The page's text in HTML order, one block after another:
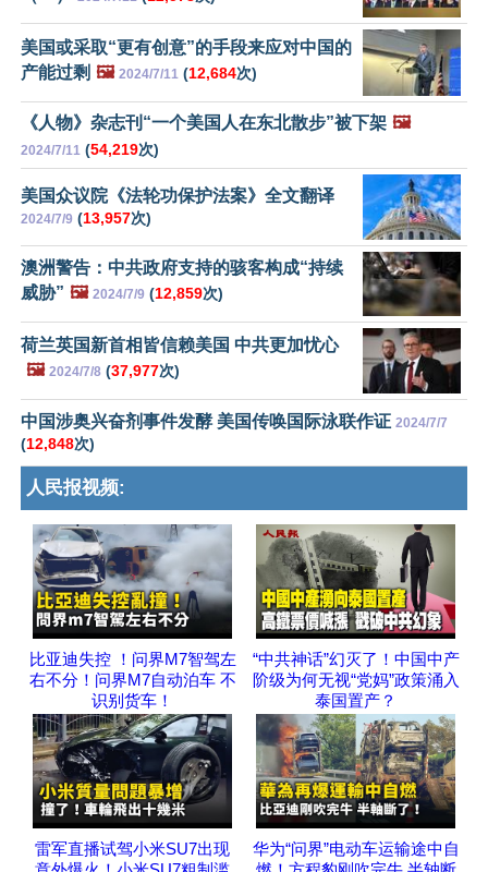
美国或采取“更有创意”的手段来应对中国的
产能过剩 🖼️ 2024/7/11 (12,684次)
《人物》杂志刊“一个美国人在东北散步”被下架 🖼️
2024/7/11 (54,219次)
美国众议院《法轮功保护法案》全文翻译
2024/7/9 (13,957次)
澳洲警告：中共政府支持的骇客构成“持续
威胁” 🖼️ 2024/7/9 (12,859次)
荷兰英国新首相皆信赖美国 中共更加忧心
🖼️ 2024/7/8 (37,977次)
中国涉奥兴奋剂事件发酵 美国传唤国际泳联作证 2024/7/7
(12,848次)
人民报视频:
比亚迪失控 ！问界M7智驾左
右不分！问界M7自动泊车 不
识别货车！
“中共神话”幻灭了！中国中产
阶级为何无视“党妈”政策涌入
泰国置产？
雷军直播试驾小米SU7出现
华为“问界”电动车运输途中自